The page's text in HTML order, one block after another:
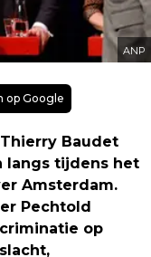
ANP
op Google
Baudet
langs tijdens het
Amsterdam.
Pechtold
op